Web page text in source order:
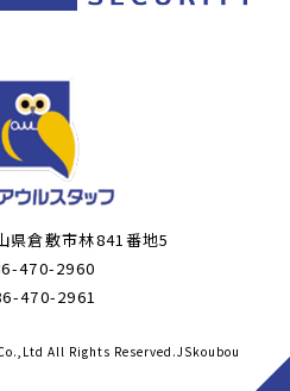
県倉敷市林841番地5
470-2960
470-2961
All Rights Reserved.JSkoubou